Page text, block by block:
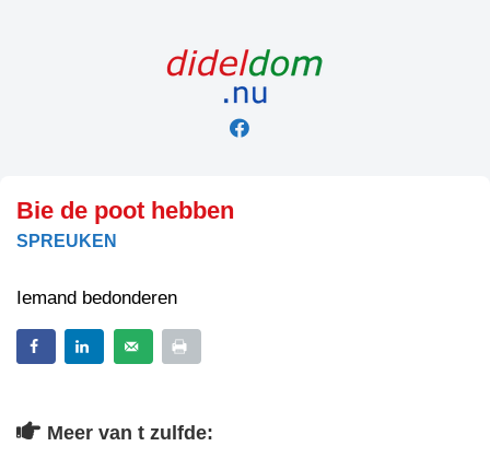
Bie de poot hebben
SPREUKEN
Iemand bedonderen
Meer van t zulfde: